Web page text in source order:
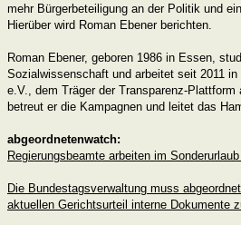
mehr Bürgerbeteiligung an der Politik und
Hierüber wird Roman Ebener berichten.
Roman Ebener, geboren 1986 in Essen,
Sozialwissenschaft und arbeitet seit 2011
e.V., dem Träger der Transparenz-Plattform
betreut er die Kampagnen und leitet das
abgeordnetenwatch:
Regierungsbeamte arbeiten im
Die Bundestagsverwaltung muss
aktuellen Gerichtsurteil interne Dokumente